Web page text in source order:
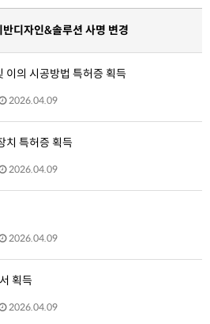
디자인&솔루션 사명 변경
이의 시공방법 특허증 획득
2026.04.09
치 특허증 획득
2026.04.09
2026.04.09
획득
2026.04.09